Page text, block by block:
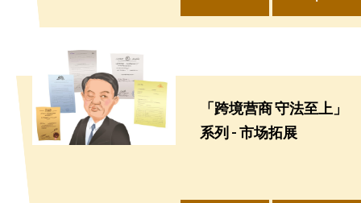
「跨境营商 守法至上」
系列 - 市场拓展